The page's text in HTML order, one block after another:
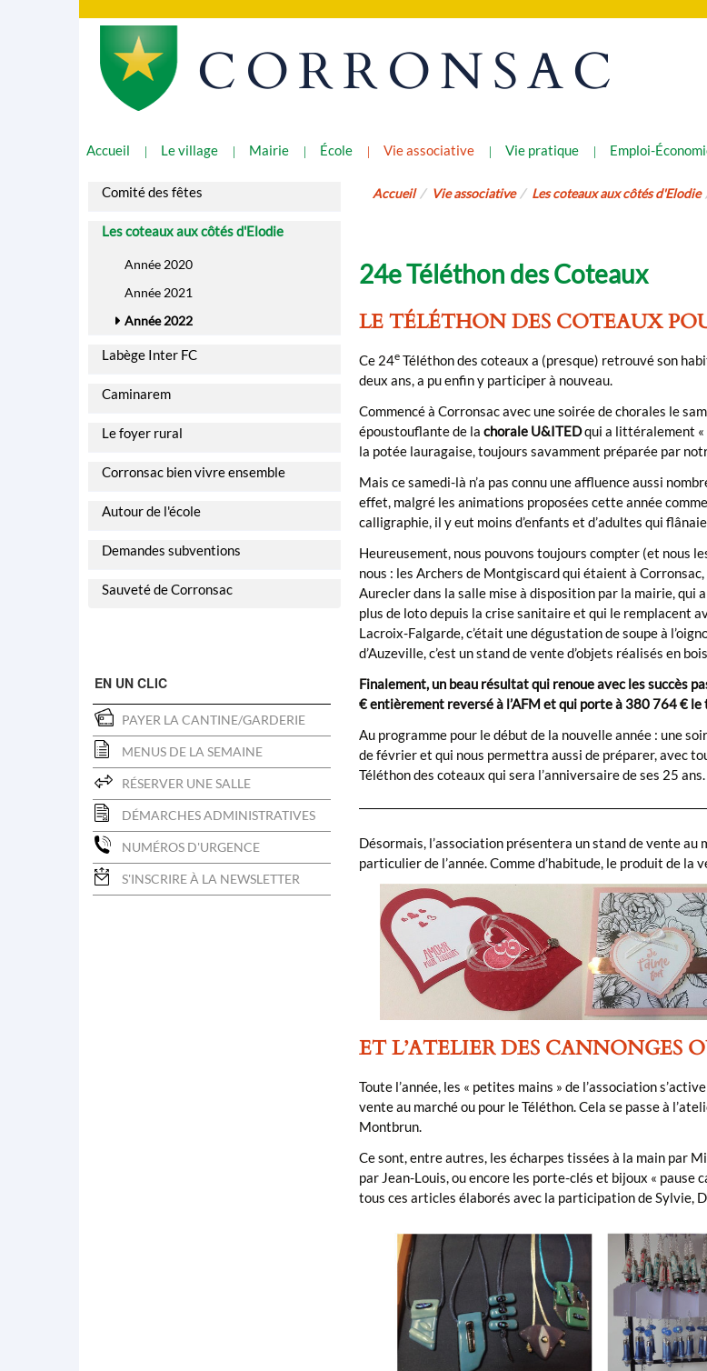
CORRONSAC
Accueil Le village Mairie École Vie associative Vie pratique Emploi-
Accueil Vie associative Les coteaux aux côtés d'Elodie
24e Téléthon des Coteaux
LE TÉLÉTHON DES COTEAUX
Ce 24eTéléthon des coteaux a (presque) retrouvé son
deux ans, a pu enfin y participer à nouveau.
Commencé à Corronsac avec une soirée de chorales le
époustouflante de la chorale U&ITEDqui a littéralement «
la potée lauragaise, toujours savamment préparée par
Mais ce samedi-là n’a pas connu une affluence aussi
effet, malgré les animations proposées cette année
calligraphie, il y eut moins d’enfants et d’adultes qui
Heureusement, nous pouvons toujours compter (et nous
nous : les Archers de Montgiscard qui étaient à
Aurecler dans la salle mise à disposition par la mairie, qui
plus de loto depuis la crise sanitaire et qui le remplacent
Lacroix-Falgarde, c’était une dégustation de soupe à
d’Auzeville, c’est un stand de vente d’objets réalisés en
Finalement, un beau résultat qui renoue avec les succès
€ entièrement reversé à l’AFM et qui porte à 380 764 €
Au programme pour le début de la nouvelle année : une
de février et qui nous permettra aussi de préparer, avec
Téléthon des coteaux qui sera l’anniversaire de ses 25 ans.
Désormais, l’association présentera un stand de vente au
particulier de l’année. Comme d’habitude, le produit de la
ET L’ATELIER DES CANNONGES
Toute l’année, les « petites mains » de l’association
vente au marché ou pour le Téléthon. Cela se passe à
Montbrun.
Ce sont, entre autres, les écharpes tissées à la main par
par Jean-Louis, ou encore les porte-clés et bijoux « pause
tous ces articles élaborés avec la participation de Sylvie,
Comité des fêtes
Les coteaux aux côtés d'Elodie
Année 2020
Année 2021
Année 2022
Labège Inter FC
Caminarem
Le foyer rural
Corronsac bien vivre ensemble
Autour de l'école
Demandes subventions
Sauveté de Corronsac
EN UN CLIC
PAYER LA CANTINE/GARDERIE
MENUS DE LA SEMAINE
RÉSERVER UNE SALLE
DÉMARCHES ADMINISTRATIVES
NUMÉROS D'URGENCE
S'INSCRIRE À LA NEWSLETTER